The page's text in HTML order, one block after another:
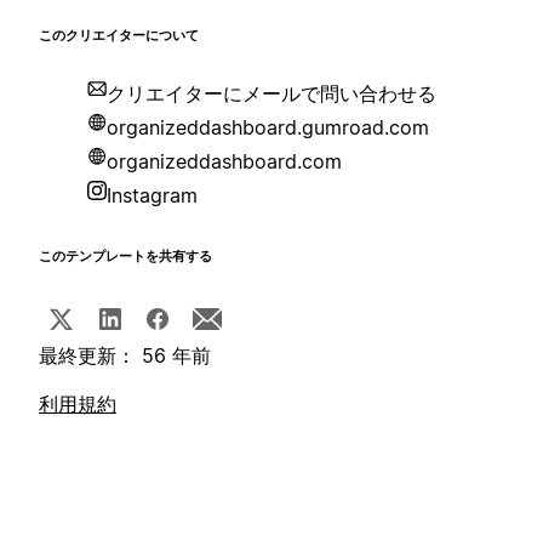
このクリエイターについて
クリエイターにメールで問い合わせる
organizeddashboard.gumroad.com
organizeddashboard.com
Instagram
このテンプレートを共有する
最終更新： 56 年前
利用規約